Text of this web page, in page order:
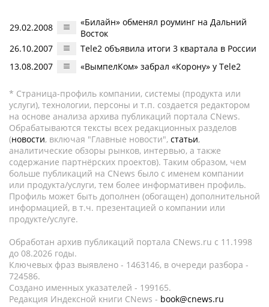
29.02.2008
«Билайн» обменял роуминг на Дальний
Восток
26.10.2007
Tele2 объявила итоги 3 квартала в России
13.08.2007
«ВымпелКом» забрал «Корону» у Tele2
* Страница-профиль компании, системы (продукта или
услуги), технологии, персоны и т.п. создается редактором
на основе анализа архива публикаций портала CNews.
Обрабатываются тексты всех редакционных разделов
(новости, включая "Главные новости", статьи,
аналитические обзоры рынков, интервью, а также
содержание партнёрских проектов). Таким образом, чем
больше публикаций на CNews было с именем компании
или продукта/услуги, тем более информативен профиль.
Профиль может быть дополнен (обогащен) дополнительной
информацией, в т.ч. презентацией о компании или
продукте/услуге.
Обработан архив публикаций портала CNews.ru c 11.1998
до 08.2026 годы.
Ключевых фраз выявлено - 1463146, в очереди разбора -
724586.
Создано именных указателей - 199165.
Редакция Индексной книги CNews - book@cnews.ru